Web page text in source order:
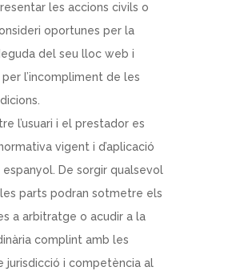
les accions civils o
oportunes per la
del seu lloc web i
l’incompliment de les
l’usuari i el prestador es
vigent i d’aplicació
De sorgir qualsevol
parts podran sotmetre els
a arbitratge o acudir a la
complint amb les
jurisdicció i competència al